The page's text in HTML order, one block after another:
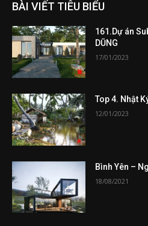
BÀI VIẾT TIÊU BIỂU
161.Dự án
DŨNG
17/01/2023
Top 4. Nhật
12/01/2023
Bình Yên –
18/08/2021